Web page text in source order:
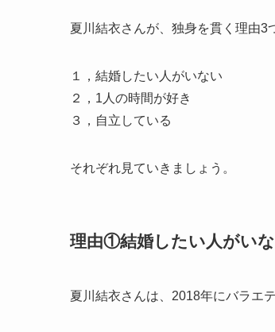
夏川結衣さんが、独身を貫く理由3
１，結婚したい人がいない
２，1人の時間が好き
３，自立している
それぞれ見ていきましょう。
理由①結婚したい人がい
夏川結衣さんは、2018年にバラエ